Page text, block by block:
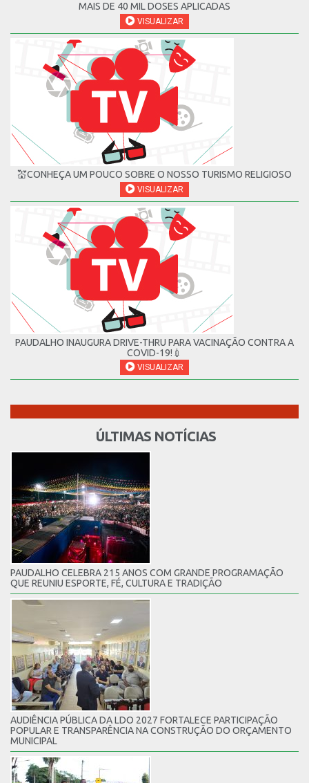
MAIS DE 40 MIL DOSES APLICADAS
VISUALIZAR
💒CONHEÇA UM POUCO SOBRE O NOSSO TURISMO RELIGIOSO
VISUALIZAR
PAUDALHO INAUGURA DRIVE-THRU PARA VACINAÇÃO CONTRA A
COVID-19!💉
VISUALIZAR
ÚLTIMAS NOTÍCIAS
PAUDALHO CELEBRA 215 ANOS COM GRANDE PROGRAMAÇÃO
QUE REUNIU ESPORTE, FÉ, CULTURA E TRADIÇÃO
AUDIÊNCIA PÚBLICA DA LDO 2027 FORTALECE PARTICIPAÇÃO
POPULAR E TRANSPARÊNCIA NA CONSTRUÇÃO DO ORÇAMENTO
MUNICIPAL